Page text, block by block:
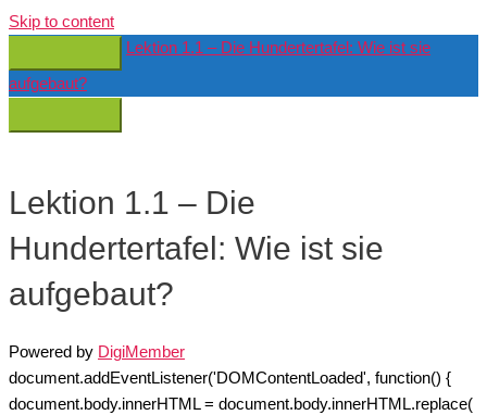
Skip to content
Lektion 1.1 – Die Hundertertafel: Wie ist sie
aufgebaut?
Lektion 1.1 – Die
Hundertertafel: Wie ist sie
aufgebaut?
Powered by DigiMember
document.addEventListener('DOMContentLoaded', function() {
document.body.innerHTML = document.body.innerHTML.replace(